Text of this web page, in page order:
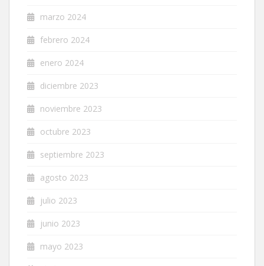
marzo 2024
febrero 2024
enero 2024
diciembre 2023
noviembre 2023
octubre 2023
septiembre 2023
agosto 2023
julio 2023
junio 2023
mayo 2023